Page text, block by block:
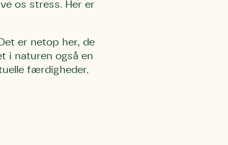
os stress. Her er
er netop her, de
i naturen også en
færdigheder.
samtykke ved
og andre
kontakte